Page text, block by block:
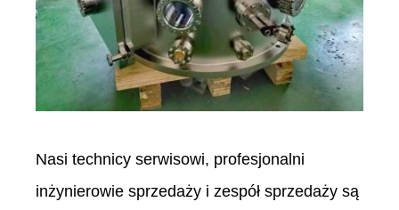
Nasi technicy serwisowi, profesjonalni
inżynierowie sprzedaży i zespół sprzedaży są